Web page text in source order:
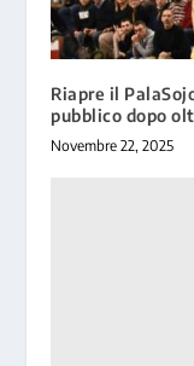
Riapre il
pubblico dopo
Novembre 22, 2025